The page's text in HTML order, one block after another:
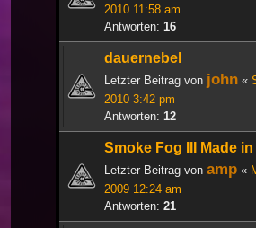
2010 11:58 am
Antworten: 16
dauernebel
Letzter Beitrag von john «
2010 3:42 pm
Antworten: 12
Smoke Fog III Made
Letzter Beitrag von amp «
2009 12:24 am
Antworten: 21